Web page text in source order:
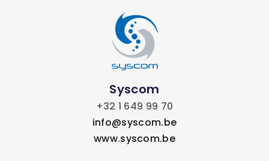
Syscom
+32 1 649 99 70
info@syscom.be
www.syscom.be